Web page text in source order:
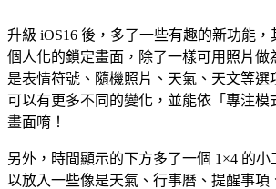
升級 iOS16 後，多了一些有趣的新功能
個人化的鎖定畫面，除了一樣可用照片做
是表情符號、隨機照片、天氣、天文等選
可以有更多不同的變化，並能依「專注模
畫面唷！
另外，時間顯示的下方多了一個 1×4 的
以放入一些像是天氣、行事曆、提醒事項